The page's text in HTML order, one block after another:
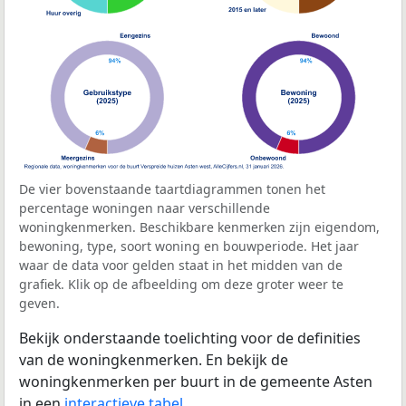
De vier bovenstaande taartdiagrammen tonen het
percentage woningen naar verschillende
woningkenmerken. Beschikbare kenmerken zijn eigendom,
bewoning, type, soort woning en bouwperiode. Het jaar
waar de data voor gelden staat in het midden van de
grafiek. Klik op de afbeelding om deze groter weer te
geven.
Bekijk onderstaande toelichting voor de definities
van de woningkenmerken. En bekijk de
woningkenmerken per buurt in de gemeente Asten